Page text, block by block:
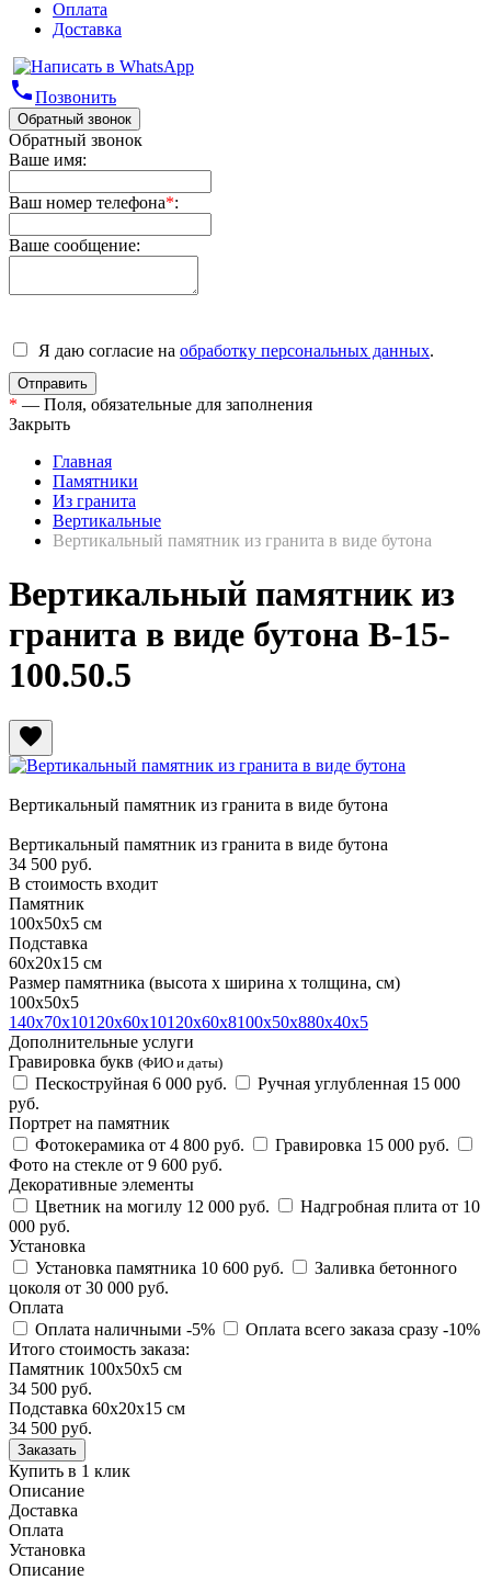
Оплата
Доставка
phoneПозвонить
Обратный звонок
Обратный звонок
Ваше имя:
Ваш номер телефона*:
Ваше сообщение:
Я даю согласие на обработку персональных данных.
* — Поля, обязательные для заполнения
Закрыть
Главная
Памятники
Из гранита
Вертикальные
Вертикальный памятник из гранита в виде бутона
Вертикальный памятник из
гранита в виде бутона В-15-
100.50.5
favorite
Вертикальный памятник из гранита в виде бутона
Вертикальный памятник из гранита в виде бутона
34 500 руб.
В стоимость входит
Памятник
100х50х5 см
Подставка
60х20х15 см
Размер памятника (высота х ширина х толщина, см)
100х50х5
140х70х10120х60х10120х60х8100х50х880х40х5
Дополнительные услуги
Гравировка букв (ФИО и даты)
Пескоструйная 6 000 руб. Ручная углубленная 15 000
руб.
Портрет на памятник
Фотокерамика от 4 800 руб. Гравировка 15 000 руб.
Фото на стекле от 9 600 руб.
Декоративные элементы
Цветник на могилу 12 000 руб. Надгробная плита от 10
000 руб.
Установка
Установка памятника 10 600 руб.
Заливка бетонного
цоколя от 30 000 руб.
Оплата
Оплата наличными -5% Оплата всего заказа сразу -10%
Итого стоимость заказа:
Памятник 100х50х5 см
34 500 руб.
Подставка 60х20х15 см
34 500 руб.
Купить в 1 клик
Описание
Доставка
Оплата
Установка
Описание